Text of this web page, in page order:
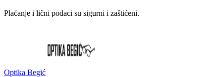
Plaćanje i lični podaci su sigurni i zaštićeni.
Optika Begić